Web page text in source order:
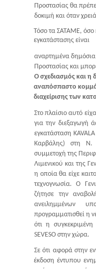
Προστασίας θα
δοκιμή και όταν
Τόσο τα ΣΑΤΑΜΕ, όσο
εγκατάστασης είναι
αναρτημένα δημόσια
Προστασίας και
Ο σχεδιασμός και η
αναπόσπαστο
διαχείρισης των
Στο πλαίσιο αυτό
για την διεξαγωγή
εγκατάσταση
Καρβάλης) στη
συμμετοχή της
Λιμενικού και της
η οποία θα είχε
τεχνογνωσία. Ο
ζήτησε την
ανειλημμένων
προγραμματισθεί η
ότι η
SEVESO στην χώρα.
Σε ότι αφορά στην
έκδοση έντυπου